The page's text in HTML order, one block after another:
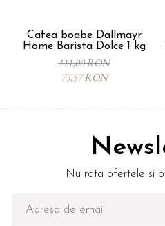
Cafea boabe Dallmayr
Home Barista Dolce 1 kg
111,00 RON
75,57 RON
Nu rata ofertele si